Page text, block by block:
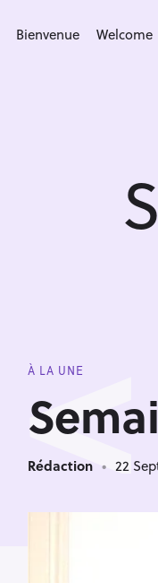
Bienvenue Welcome
À LA UNE
<
Rédaction 22